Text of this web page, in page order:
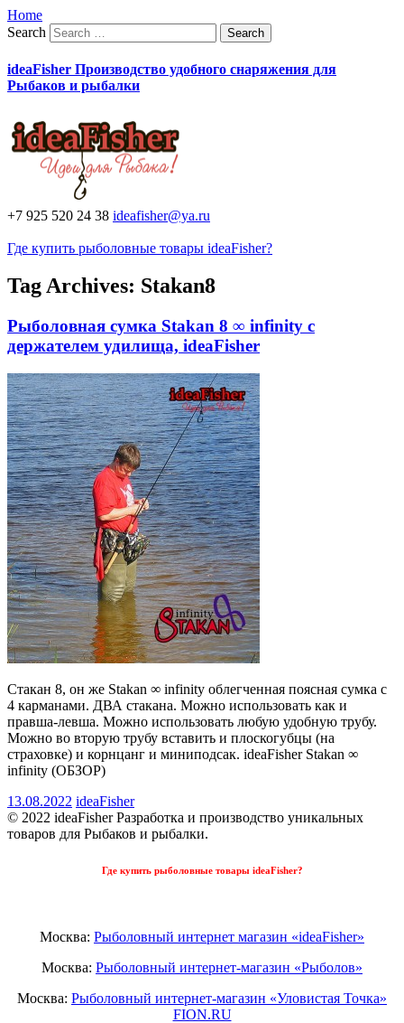
Home
Search
ideaFisher Производство удобного снаряжения для
Рыбаков и рыбалки
+7 925 520 24 38 ideafisher@ya.ru
Где купить рыболовные товары ideaFisher?
Tag Archives: Stakan8
Рыболовная сумка Stakan 8 ∞ infinity с
держателем удилища, ideaFisher
Стакан 8, он же Stakan ∞ infinity облегченная поясная сумка с
4 карманами. ДВА стакана. Можно использовать как и
правша-левша. Можно использовать любую удобную трубу.
Можно во вторую трубу вставить и плоскогубцы (на
страховке) и корнцанг и миниподсак. ideaFisher Stakan ∞
infinity (ОБЗОР)
13.08.2022 ideaFisher
© 2022 ideaFisher Разработка и производство уникальных
товаров для Рыбаков и рыбалки.
Где купить рыболовные товары ideaFisher?
Москва: Рыболовный интернет магазин «ideaFisher»
Москва: Рыболовный интернет-магазин «Рыболов»
Москва: Рыболовный интернет-магазин «Уловистая Точка»
FION.RU